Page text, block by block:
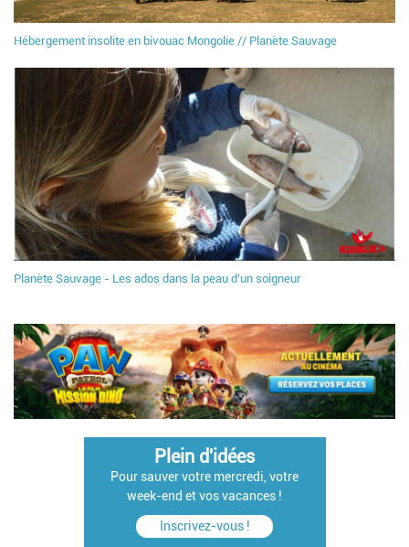
Hébergement insolite en bivouac Mongolie // Planète Sauvage
Planète Sauvage - Les ados dans la peau d'un soigneur
Plein d'idées
Pour sauver votre mercredi, votre
week-end et vos vacances !
Inscrivez-vous !